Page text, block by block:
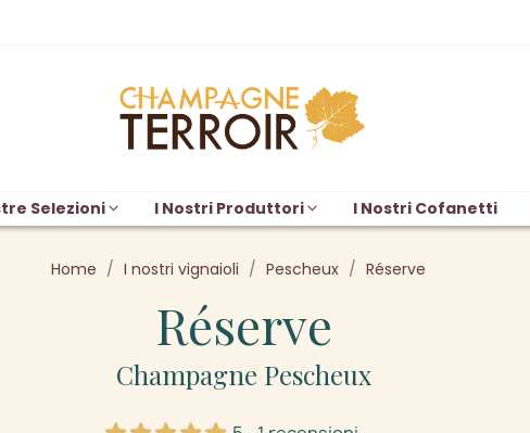
Selezioni I Nostri Produttori I Nostri Cofanetti
Home I nostri vignaioli Pescheux Réserve
Réserve
Champagne Pescheux